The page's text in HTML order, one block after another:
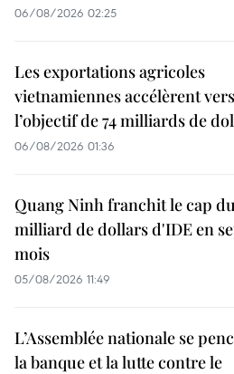
06/08/2026 02:25
Les exportations agricoles
vietnamiennes accélèrent vers
l’objectif de 74 milliards de
06/08/2026 01:36
Quang Ninh franchit le cap du
milliard de dollars d'IDE en
mois
05/08/2026 11:49
L’Assemblée nationale se
la banque et la lutte contre le